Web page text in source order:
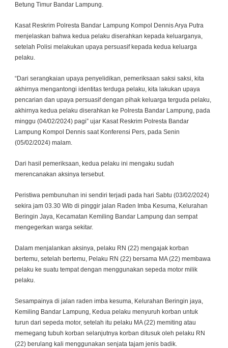
Betung Timur Bandar Lampung.
Kasat Reskrim Polresta Bandar Lampung Kompol Dennis Arya Putra
menjelaskan bahwa kedua pelaku diserahkan kepada keluarganya,
setelah Polisi melakukan upaya persuasif kepada kedua keluarga
pelaku.
“Dari serangkaian upaya penyelidikan, pemeriksaan saksi saksi, kita
akhirnya mengantongi identitas terduga pelaku, kita lakukan upaya
pencarian dan upaya persuasif dengan pihak keluarga terguda pelaku,
akhirnya kedua pelaku diserahkan ke Polresta Bandar Lampung, pada
minggu (04/02/2024) pagi” ujar Kasat Reskrim Polresta Bandar
Lampung Kompol Dennis saat Konferensi Pers, pada Senin
(05/02/2024) malam.
Dari hasil pemeriksaan, kedua pelaku ini mengaku sudah
merencanakan aksinya tersebut.
Peristiwa pembunuhan ini sendiri terjadi pada hari Sabtu (03/02/2024)
sekira jam 03.30 Wib di pinggir jalan Raden Imba Kesuma, Kelurahan
Beringin Jaya, Kecamatan Kemiling Bandar Lampung dan sempat
mengegerkan warga sekitar.
Dalam menjalankan aksinya, pelaku RN (22) mengajak korban
bertemu, setelah bertemu, Pelaku RN (22) bersama MA (22) membawa
pelaku ke suatu tempat dengan menggunakan sepeda motor milik
pelaku.
Sesampainya di jalan raden imba kesuma, Kelurahan Beringin jaya,
Kemiling Bandar Lampung, Kedua pelaku menyuruh korban untuk
turun dari sepeda motor, setelah itu pelaku MA (22) memiting atau
memegang tubuh korban selanjutnya korban ditusuk oleh pelaku RN
(22) berulang kali menggunakan senjata tajam jenis badik.